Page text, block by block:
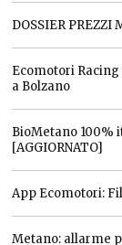
DOSSIER PREZZI
Ecomotori
a Bolzano
BioMetano 100%
[AGGIORNATO]
App Ecomotori:
Metano: allarme